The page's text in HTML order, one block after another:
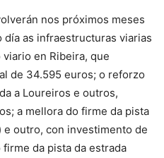
nos próximos meses
as infraestructuras viarias
en Ribeira, que
de 34.595 euros; o reforzo
a Loureiros e outros,
a mellora do firme da pista
e outro, con investimento de
da pista da estrada